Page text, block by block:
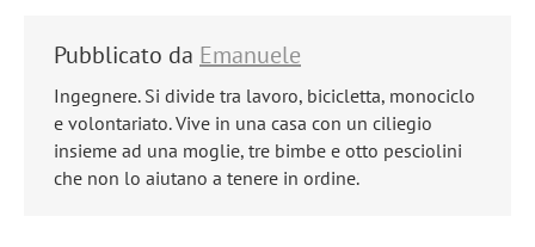
Pubblicato da Emanuele
Ingegnere. Si divide tra lavoro, bicicletta, monociclo
e volontariato. Vive in una casa con un ciliegio
insieme ad una moglie, tre bimbe e otto pesciolini
che non lo aiutano a tenere in ordine.